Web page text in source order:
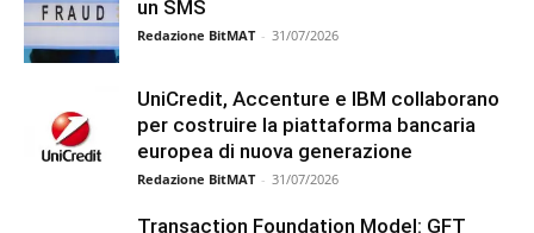
un SMS
Redazione BitMAT - 31/07/2026
UniCredit, Accenture e IBM collaborano
per costruire la piattaforma bancaria
europea di nuova generazione
Redazione BitMAT - 31/07/2026
Transaction Foundation Model: GFT